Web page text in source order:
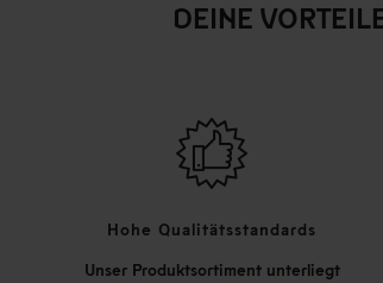
DEINE
Hohe Qualitätsstandards
Unser Produktsortiment unterliegt